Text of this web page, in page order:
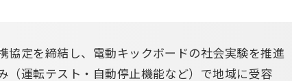
協定を締結し、電動キックボードの社会実験を推進
（運転テスト・自動停止機能など）で地域に受容